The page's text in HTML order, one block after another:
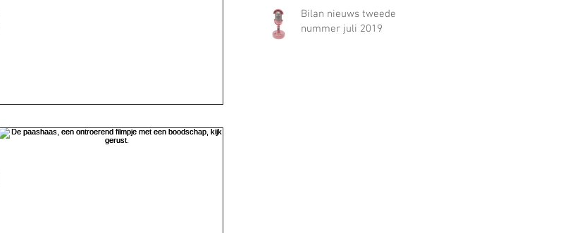
Bilan nieuws tweede
nummer juli 2019